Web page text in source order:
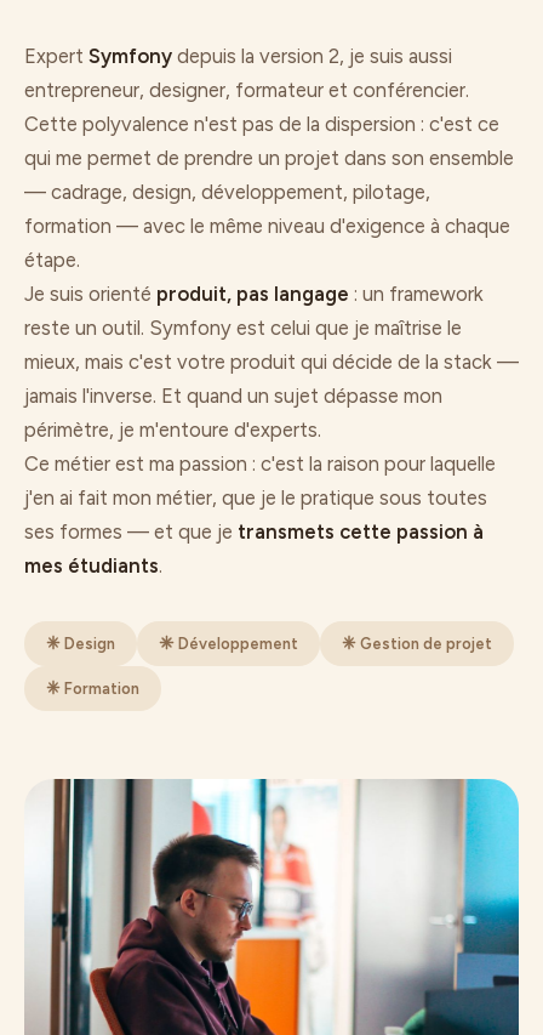
Expert Symfony depuis la version 2, je suis aussi
entrepreneur, designer, formateur et conférencier.
Cette polyvalence n'est pas de la dispersion : c'est ce
qui me permet de prendre un projet dans son ensemble
— cadrage, design, développement, pilotage,
formation — avec le même niveau d'exigence à chaque
étape.
Je suis orienté produit, pas langage : un framework
reste un outil. Symfony est celui que je maîtrise le
mieux, mais c'est votre produit qui décide de la stack —
jamais l'inverse. Et quand un sujet dépasse mon
périmètre, je m'entoure d'experts.
Ce métier est ma passion : c'est la raison pour laquelle
j'en ai fait mon métier, que je le pratique sous toutes
ses formes — et que je transmets cette passion à
mes étudiants.
Design Développement Gestion de projet
Formation